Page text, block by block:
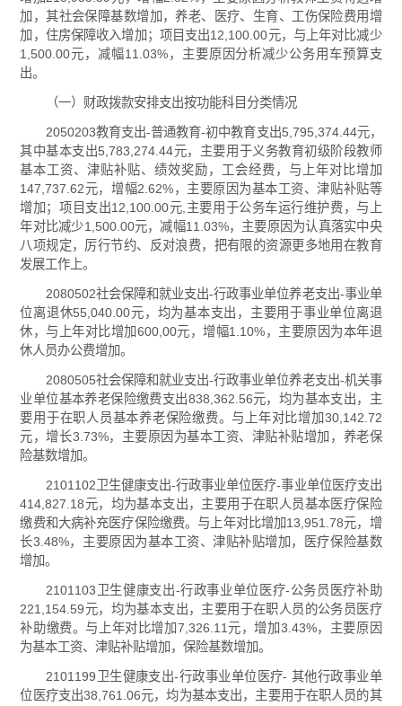
加，其社会保障基数增加，养老、医疗、生育、工伤保险费用增
加，住房保障收入增加；项目支出12,100.00元，与上年对比减少
1,500.00元，减幅11.03%，主要原因分析减少公务用车预算支
出。
（一）财政拨款安排支出按功能科目分类情况
2050203教育支出-普通教育-初中教育支出5,795,374.44元，
其中基本支出5,783,274.44元，主要用于义务教育初级阶段教师
基本工资、津贴补贴、绩效奖励，工会经费，与上年对比增加
147,737.62元，增幅2.62%，主要原因为基本工资、津贴补贴等
增加；项目支出12,100.00元,主要用于公务车运行维护费，与上
年对比减少1,500.00元，减幅11.03%，主要原因为认真落实中央
八项规定，厉行节约、反对浪费，把有限的资源更多地用在教育
发展工作上。
2080502社会保障和就业支出-行政事业单位养老支出-事业单
位离退休55,040.00元，均为基本支出，主要用于事业单位离退
休，与上年对比增加600,00元，增幅1.10%，主要原因为本年退
休人员办公费增加。
2080505社会保障和就业支出-行政事业单位养老支出-机关事
业单位基本养老保险缴费支出838,362.56元，均为基本支出，主
要用于在职人员基本养老保险缴费。与上年对比增加30,142.72
元，增长3.73%，主要原因为基本工资、津贴补贴增加，养老保
险基数增加。
2101102卫生健康支出-行政事业单位医疗-事业单位医疗支出
414,827.18元，均为基本支出，主要用于在职人员基本医疗保险
缴费和大病补充医疗保险缴费。与上年对比增加13,951.78元，增
长3.48%，主要原因为基本工资、津贴补贴增加，医疗保险基数
增加。
2101103卫生健康支出-行政事业单位医疗-公务员医疗补助
221,154.59元，均为基本支出，主要用于在职人员的公务员医疗
补助缴费。与上年对比增加7,326.11元，增加3.43%，主要原因
为基本工资、津贴补贴增加，保险基数增加。
2101199卫生健康支出-行政事业单位医疗- 其他行政事业单
位医疗支出38,761.06元，均为基本支出，主要用于在职人员的其